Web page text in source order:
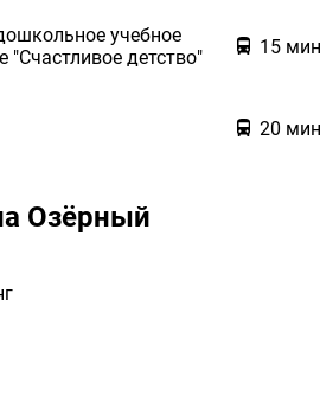
учебное
"Счастливое детство"
15
20
Озёрный